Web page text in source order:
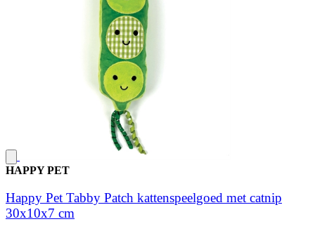
HAPPY PET
Happy Pet Tabby Patch kattenspeelgoed met catnip
30x10x7 cm